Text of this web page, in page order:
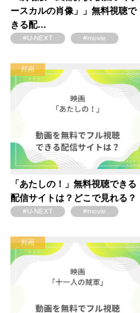
ースカルの肖像」」無料視聴で
きる配…
#U-NEXT #movie
邦画
「あたしの！」無料視聴できる
配信サイトは？どこで見れる？
#U-NEXT #movie
邦画